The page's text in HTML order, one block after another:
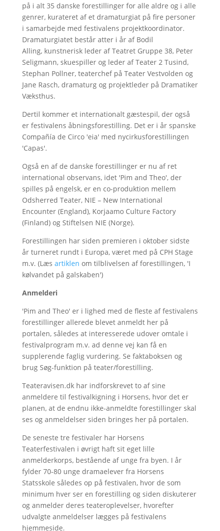
på i alt 35 danske forestillinger for alle aldre og i alle
genrer, kurateret af et dramaturgiat på fire personer
i samarbejde med festivalens projektkoordinator.
Dramaturgiatet består atter i år af Bodil
Alling, kunstnerisk leder af Teatret Gruppe 38, Peter
Seligmann, skuespiller og leder af Teater 2 Tusind,
Stephan Pollner, teaterchef på Teater Vestvolden og
Jane Rasch, dramaturg og projektleder på Dramatiker
Væksthus.
Dertil kommer et internationalt gæstespil, der også
er festivalens åbningsforestilling. Det er i år spanske
Compañía de Circo 'eia' med nycirkusforestillingen
'Capas'.
Også en af de danske forestillinger er nu af ret
international observans, idet 'Pim and Theo', der
spilles på engelsk, er en co-produktion mellem
Odsherred Teater, NIE – New International
Encounter (England), Korjaamo Culture Factory
(Finland) og Stiftelsen NIE (Norge).
Forestillingen har siden premieren i oktober sidste
år turneret rundt i Europa, været med på CPH Stage
m.v. (Læs artiklen om tilblivelsen af forestillingen, 'I
kølvandet på galskaben')
Anmelderi
'Pim and Theo' er i lighed med de fleste af festivalens
forestillinger allerede blevet anmeldt her på
portalen, således at interesserede udover omtale i
festivalprogram m.v. ad denne vej kan få en
supplerende faglig vurdering. Se faktaboksen og
brug Søg-funktion på teater/forestilling.
Teateravisen.dk har indforskrevet to af sine
anmeldere til festivalkigning i Horsens, hvor det er
planen, at de endnu ikke-anmeldte forestillinger skal
ses og anmeldelser siden bringes her på portalen.
De seneste tre festivaler har Horsens
Teaterfestivalen i øvrigt haft sit eget lille
anmelderkorps, bestående af unge fra byen. I år
fylder 70-80 unge dramaelever fra Horsens
Statsskole således op på festivalen, hvor de som
minimum hver ser en forestilling og siden diskuterer
og anmelder deres teateroplevelser, hvorefter
udvalgte anmeldelser lægges på festivalens
hjemmeside.